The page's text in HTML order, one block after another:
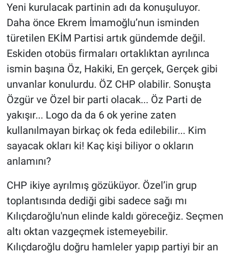
Yeni kurulacak partinin adı da konuşuluyor.
Daha önce Ekrem İmamoğlu’nun isminden
türetilen EKİM Partisi artık gündemde değil.
Eskiden otobüs firmaları ortaklıktan ayrılınca
ismin başına Öz, Hakiki, En gerçek, Gerçek gibi
unvanlar konulurdu. ÖZ CHP olabilir. Sonuşta
Özgür ve Özel bir parti olacak... Öz Parti de
yakışır... Logo da da 6 ok yerine zaten
kullanılmayan birkaç ok feda edilebilir... Kim
sayacak okları ki! Kaç kişi biliyor o okların
anlamını?
CHP ikiye ayrılmış gözüküyor. Özel’in grup
toplantısında dediği gibi sadece sağı mı
Kılıçdaroğlu'nun elinde kaldı göreceğiz. Seçmen
altı oktan vazgeçmek istemeyebilir.
Kılıçdaroğlu doğru hamleler yapıp partiyi bir an